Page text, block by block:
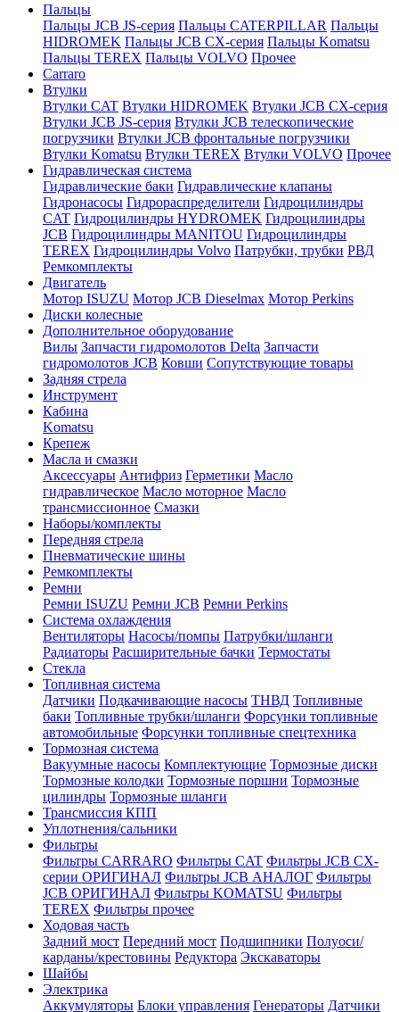
Пальцы
Пальцы JCB JS-серия Пальцы CATERPILLAR Пальцы
HIDROMEK Пальцы JCB CX-серия Пальцы Komatsu
Пальцы TEREX Пальцы VOLVO Прочее
Carraro
Втулки
Втулки CAT Втулки HIDROMEK Втулки JCB CX-серия
Втулки JCB JS-серия Втулки JCB телескопические
погрузчики Втулки JCB фронтальные погрузчики
Втулки Komatsu Втулки TEREX Втулки VOLVO Прочее
Гидравлическая система
Гидравлические баки Гидравлические клапаны
Гидронасосы Гидрораспределители Гидроцилиндры
CAT Гидроцилиндры HYDROMEK Гидроцилиндры
JCB Гидроцилиндры MANITOU Гидроцилиндры
TEREX Гидроцилиндры Volvo Патрубки, трубки РВД
Ремкомплекты
Двигатель
Мотор ISUZU Мотор JCB Dieselmax Мотор Perkins
Диски колесные
Дополнительное оборудование
Вилы Запчасти гидромолотов Delta Запчасти
гидромолотов JCB Ковши Сопутствующие товары
Задняя стрела
Инструмент
Кабина
Komatsu
Крепеж
Масла и смазки
Аксессуары Антифриз Герметики Масло
гидравлическое Масло моторное Масло
трансмиссионное Смазки
Наборы/комплекты
Передняя стрела
Пневматические шины
Ремкомплекты
Ремни
Ремни ISUZU Ремни JCB Ремни Perkins
Система охлаждения
Вентиляторы Насосы/помпы Патрубки/шланги
Радиаторы Расширительные бачки Термостаты
Стекла
Топливная система
Датчики Подкачивающие насосы ТНВД Топливные
баки Топливные трубки/шланги Форсунки топливные
автомобильные Форсунки топливные спецтехника
Тормозная система
Вакуумные насосы Комплектующие Тормозные диски
Тормозные колодки Тормозные поршни Тормозные
цилиндры Тормозные шланги
Трансмиссия КПП
Уплотнения/сальники
Фильтры
Фильтры CARRARO Фильтры CAT Фильтры JCB CX-
серии ОРИГИНАЛ Фильтры JCB АНАЛОГ Фильтры
JCB ОРИГИНАЛ Фильтры KOMATSU Фильтры
TEREX Фильтры прочее
Ходовая часть
Задний мост Передний мост Подшипники Полуоси/
карданы/крестовины Редуктора Экскаваторы
Шайбы
Электрика
Аккумуляторы Блоки управления Генераторы Датчики